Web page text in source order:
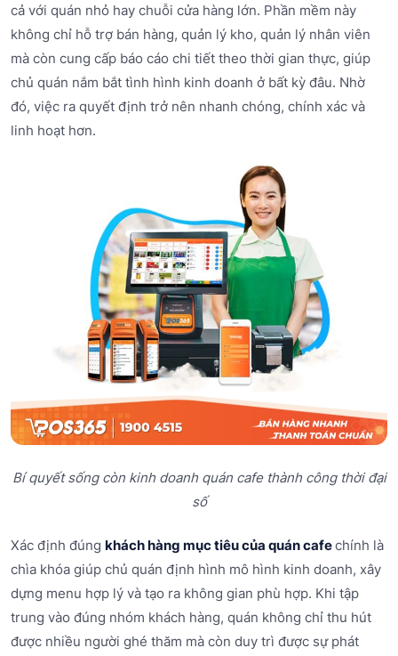
cả với quán nhỏ hay chuỗi cửa hàng lớn. Phần mềm này
không chỉ hỗ trợ bán hàng, quản lý kho, quản lý nhân viên
mà còn cung cấp báo cáo chi tiết theo thời gian thực, giúp
chủ quán nắm bắt tình hình kinh doanh ở bất kỳ đâu. Nhờ
đó, việc ra quyết định trở nên nhanh chóng, chính xác và
linh hoạt hơn.
Bí quyết sống còn kinh doanh quán cafe thành công thời đại
số
Xác định đúng khách hàng mục tiêu của quán cafechính là
chìa khóa giúp chủ quán định hình mô hình kinh doanh, xây
dựng menu hợp lý và tạo ra không gian phù hợp. Khi tập
trung vào đúng nhóm khách hàng, quán không chỉ thu hút
được nhiều người ghé thăm mà còn duy trì được sự phát